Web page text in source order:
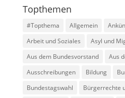
Topthemen
#Topthema Allgemein
Arbeit und Soziales
Asyl und
Aus dem Bundesvorstand
Aus
Ausschreibungen
Bildung
Bundestagswahl
Bürgerrechte